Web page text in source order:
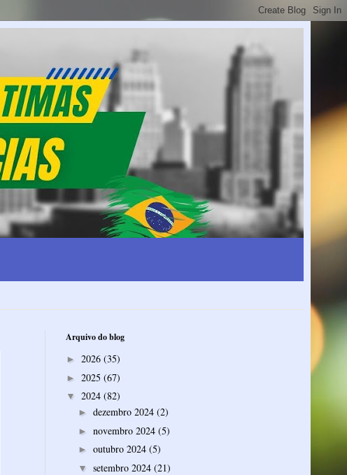
Arquivo do blog
► 2026 (35)
► 2025 (67)
▼ 2024 (82)
► dezembro 2024 (2)
► novembro 2024 (5)
► outubro 2024 (5)
▼ setembro 2024 (21)